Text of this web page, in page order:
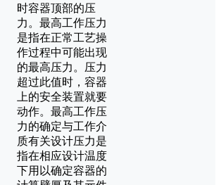
时容器顶部的压
力。最高工作压力
是指在正常工艺操
作过程中可能出现
的最高压力。压力
超过此值时，容器
上的安全装置就要
动作。最高工作压
力的确定与工作介
质有关设计压力是
指在相应设计温度
下用以确定容器的